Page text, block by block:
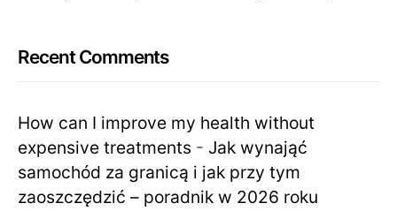
Recent Comments
How can I improve my health without
expensive treatments - Jak wynająć
samochód za granicą i jak przy tym
zaoszczędzić – poradnik w 2026 roku